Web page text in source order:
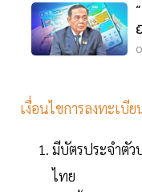
เงื่อนไขการลงทะเบี
มีบัตรประจำตั
ไทย